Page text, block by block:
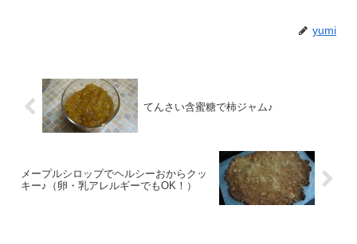
yumi
てんさい含蜜糖で柿ジャム♪
メープルシロップでヘルシーおからクッ
キー♪（卵・乳アレルギーでもOK！）